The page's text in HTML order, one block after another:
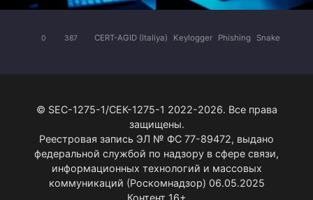
0 387 CERT-AGID (Italiya) Keylogger Phishing Snake
© SEC-1275-1/СЕК-1275-1 2022-2026. Все права
защищены.
Реестровая запись ЭЛ № ФС 77-89472, выдано
федеральной службой по надзору в сфере связи,
информационных технологий и массовых
коммуникаций (Роскомнадзор) 06.05.2025
Контент 16+